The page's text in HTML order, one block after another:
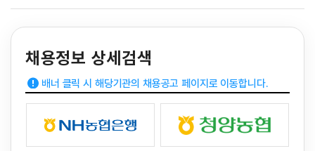
채용정보 상세검색
배너 클릭 시 해당기관의 채용공고 페이지로 이동합니다.